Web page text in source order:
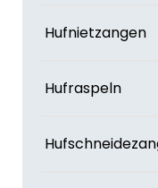
Hufnietzangen
Hufraspeln